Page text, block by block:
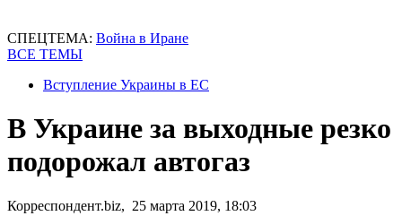
СПЕЦТЕМА: Война в Иране
ВСЕ ТЕМЫ
Вступление Украины в ЕС
В Украине за выходные резко
подорожал автогаз
Корреспондент.biz, 25 марта 2019, 18:03